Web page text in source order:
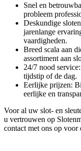
Snel en
probleem
Deskundige
jarenlange
vaardigheden.
Breed scala aan
assortiment aan
24/7 nood
tijdstip of de dag.
Eerlijke prijzen:
eerlijke en
Voor al uw slot- en
u vertrouwen op
contact met ons op voor